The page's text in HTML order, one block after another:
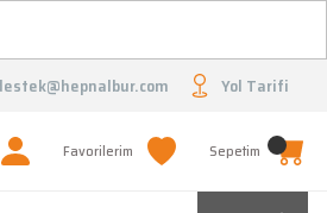
Yol Tarifi
Favorilerim Sepetim